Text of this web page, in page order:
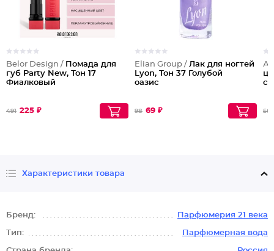
Belor Design / Помада для
губ Party New, Тон 17
Фиалковый
491 225 ₽
Elian Group / Лак для ногтей
Lyon, Тон 37 Голубой
оазис
98 69 ₽ 56
Характеристики товара
Бренд: Парфюмерия 21 века
Тип: Парфюмерная вода